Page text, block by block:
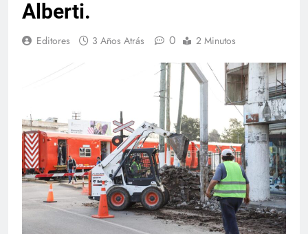
Alberti.
Editores 3 Años Atrás 0 2 Minutos